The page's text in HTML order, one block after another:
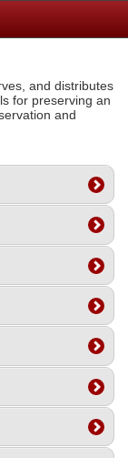
and distributes
for preserving an
and